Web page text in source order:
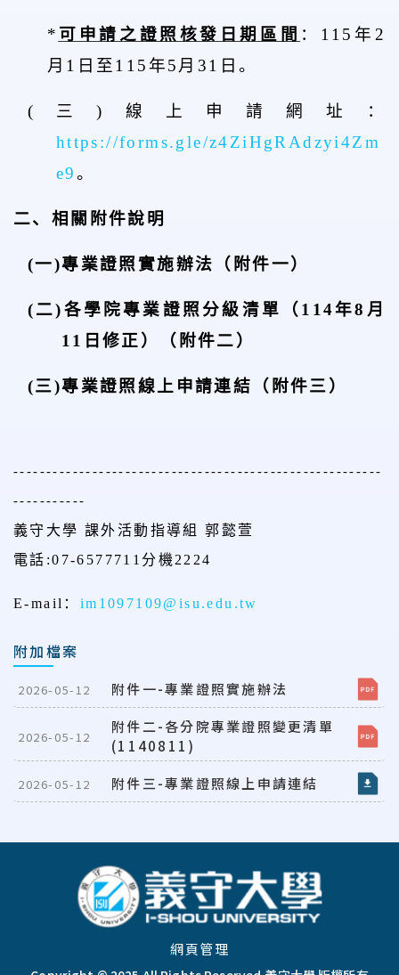
* 可申請之證照核發日期區間 ： 115 年 2
月 1 日至 115年5 月 31 日。
( 三)
線上申請網址：
https://forms.gle/z4ZiHgRAdzyi4Zm
e9。
二、相關附件說明
(一)專業證照實施辦法（附件一）
(二)各學院專業證照分級清單（ 114年8 月
11 日修正）（附件二）
(三)專業證照線上申請連結 （附件三）
--------------------------------------------------------
-----------
義守大學 課外活動指導組 郭懿萱
電話 :07-6577711 分機 2224
E-mail ： im1097109@isu.edu.tw
附加檔案
2026-05-12 附件一-專業證照實施辦法
2026-05-12
附件二-各分院專業證照變更清單
(1140811)
2026-05-12 附件三-專業證照線上申請連結
網頁管理